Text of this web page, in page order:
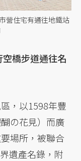
營住宅有通往地鐵站
橋步道通往名
，以1598年豐
の花見）而廣
場所，被聯合
遺產名錄，附